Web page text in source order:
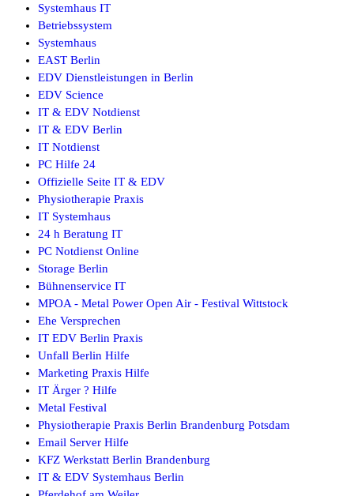
Systemhaus IT
Betriebssystem
Systemhaus
EAST Berlin
EDV Dienstleistungen in Berlin
EDV Science
IT & EDV Notdienst
IT & EDV Berlin
IT Notdienst
PC Hilfe 24
Offizielle Seite IT & EDV
Physiotherapie Praxis
IT Systemhaus
24 h Beratung IT
PC Notdienst Online
Storage Berlin
Bühnenservice IT
MPOA - Metal Power Open Air - Festival Wittstock
Ehe Versprechen
IT EDV Berlin Praxis
Unfall Berlin Hilfe
Marketing Praxis Hilfe
IT Ärger ? Hilfe
Metal Festival
Physiotherapie Praxis Berlin Brandenburg Potsdam
Email Server Hilfe
KFZ Werkstatt Berlin Brandenburg
IT & EDV Systemhaus Berlin